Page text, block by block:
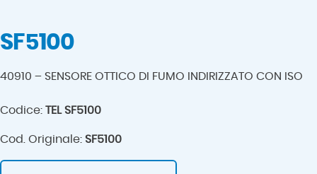
SF5100
40910 – SENSORE OTTICO DI FUMO INDIRIZZATO CON ISO
Codice: TEL SF5100
Cod. Originale: SF5100